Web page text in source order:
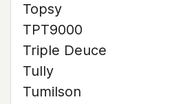
Topsy
TPT9000
Triple Deuce
Tully
Tumilson